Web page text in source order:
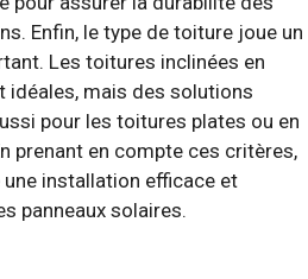
Enfin, le type de toiture joue un
Les toitures inclinées en
idéales, mais des solutions
pour les toitures plates ou en
prenant en compte ces critères,
une installation efficace et
panneaux solaires.